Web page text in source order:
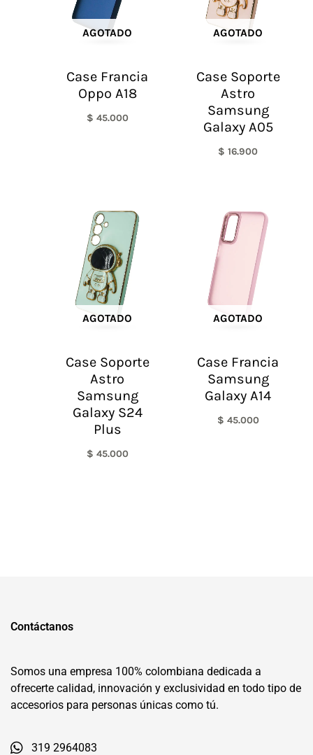
AGOTADO
Case Francia
Oppo A18
$ 45.000
AGOTADO
Case Soporte
Astro
Samsung
Galaxy A05
$ 16.900
AGOTADO
Case Soporte
Astro
Samsung
Galaxy S24
Plus
$ 45.000
AGOTADO
Case Francia
Samsung
Galaxy A14
$ 45.000
Contáctanos
Somos una empresa 100% colombiana dedicada a
ofrecerte calidad, innovación y exclusividad en todo tipo de
accesorios para personas únicas como tú.
319 2964083